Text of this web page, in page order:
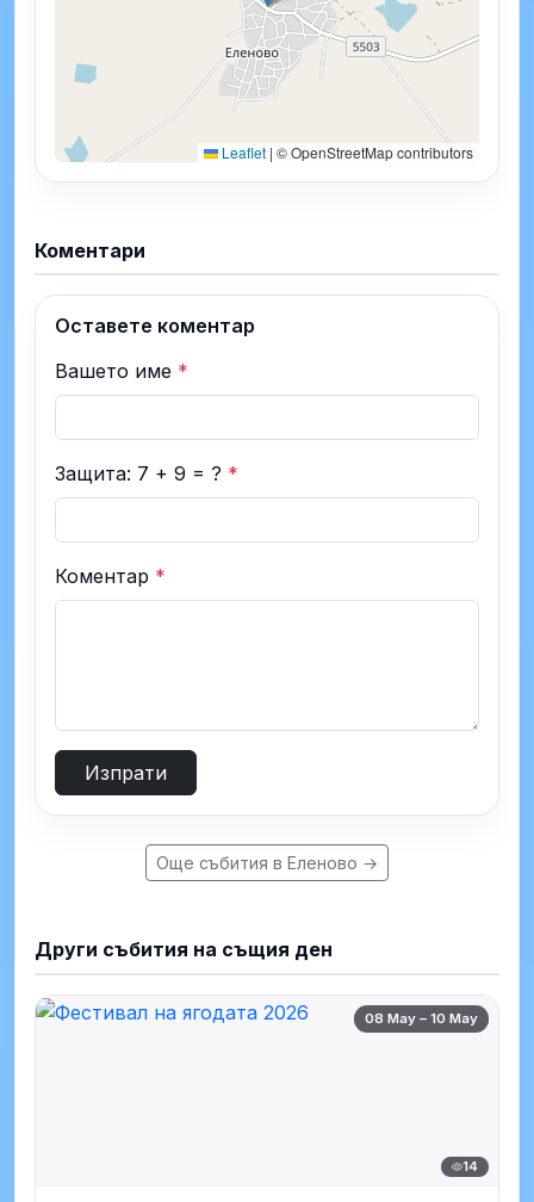
Leaflet | © OpenStreetMap contributors
Коментари
Оставете коментар
Вашето име *
Защита: 7 + 9 = ? *
Коментар *
Изпрати
Още събития в Еленово →
Други събития на същия ден
08 May – 10 May
14